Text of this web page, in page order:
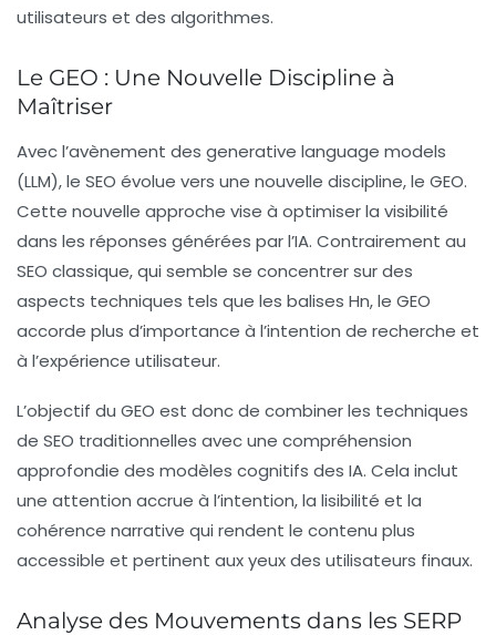
utilisateurs et des algorithmes.
Le GEO : Une Nouvelle Discipline à
Maîtriser
Avec l’avènement des generative language models
(LLM), le SEO évolue vers une nouvelle discipline, le GEO.
Cette nouvelle approche vise à optimiser la visibilité
dans les réponses générées par l’IA. Contrairement au
SEO classique, qui semble se concentrer sur des
aspects techniques tels que les balises Hn, le GEO
accorde plus d’importance à l’intention de recherche et
à l’expérience utilisateur.
L’objectif du GEO est donc de combiner les techniques
de SEO traditionnelles avec une compréhension
approfondie des modèles cognitifs des IA. Cela inclut
une attention accrue à l’intention, la lisibilité et la
cohérence narrative qui rendent le contenu plus
accessible et pertinent aux yeux des utilisateurs finaux.
Analyse des Mouvements dans les SERP